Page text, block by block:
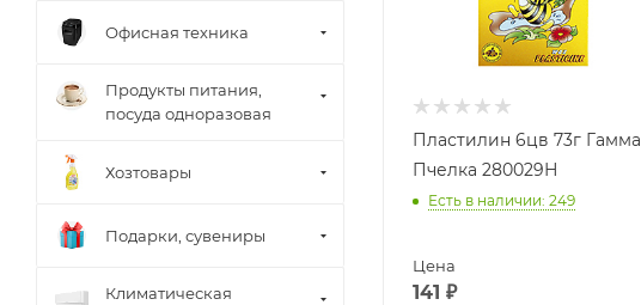
Пластилин 6цв 73г Гамма
Пчелка 280029Н
Есть в наличии: 249
Цена
141 ₽
Офисная техника
Продукты питания,
посуда одноразовая
Хозтовары
Подарки, сувениры
Климатическая